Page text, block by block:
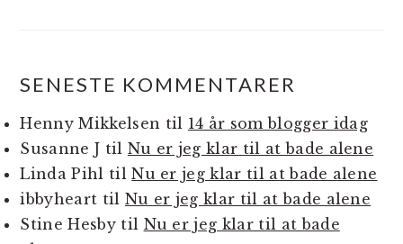
SENESTE KOMMENTARER
Henny Mikkelsen til 14 år som blogger idag
Susanne J til Nu er jeg klar til at bade alene
Linda Pihl tilNu er jeg klar til at bade alene
ibbyheart til Nu er jeg klar til at bade alene
Stine Hesbytil Nu er jeg klar til at bade